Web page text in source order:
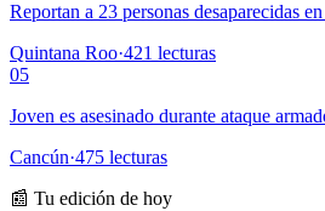
Reportan a 23 personas desaparecidas
Quintana Roo·421 lecturas
05
Joven es asesinado durante ataque
Cancún·475 lecturas
📰 Tu edición de hoy